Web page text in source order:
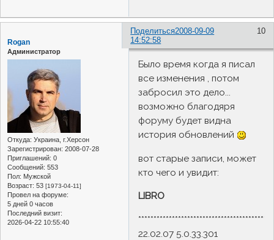
Поделиться 10
2008-09-09
14:52:58
Rogan
Администратор
Откуда: Украина, г.Херсон
Зарегистрирован: 2008-07-28
Приглашений: 0
Сообщений: 553
Пол: Мужской
Возраст: 53 [1973-04-11]
Провел на форуме:
5 дней 0 часов
Последний визит:
2026-04-22 10:55:40
Было время когда я писал
все изменения , потом
забросил это дело...
возможно благодяря
форуму будет видна
история обновлений
вот старые записи, может
кто чего и увидит:
LIBRO
22.02.07 5.0.33.301